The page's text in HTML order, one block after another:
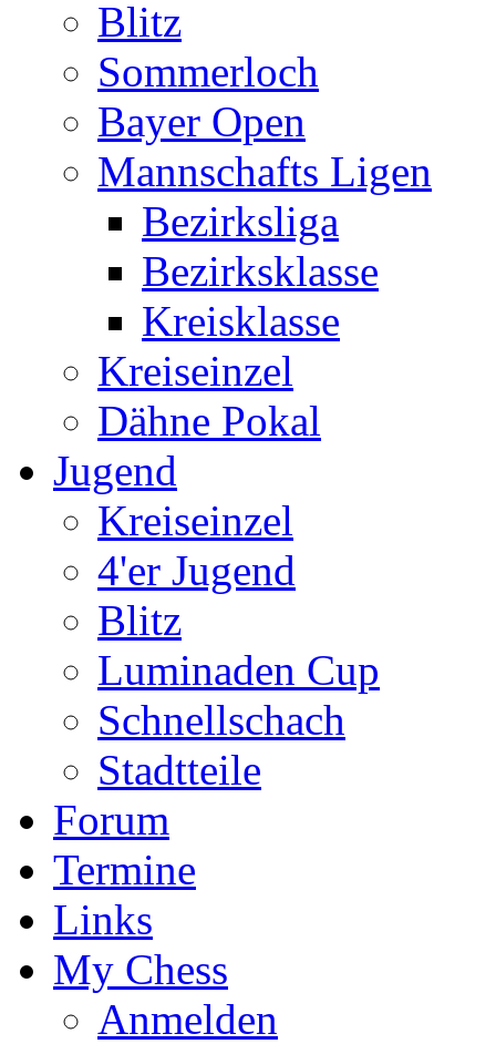
Blitz
Sommerloch
Bayer Open
Mannschafts Ligen
Bezirksliga
Bezirksklasse
Kreisklasse
Kreiseinzel
Dähne Pokal
Jugend
Kreiseinzel
4'er Jugend
Blitz
Luminaden Cup
Schnellschach
Stadtteile
Forum
Termine
Links
My Chess
Anmelden